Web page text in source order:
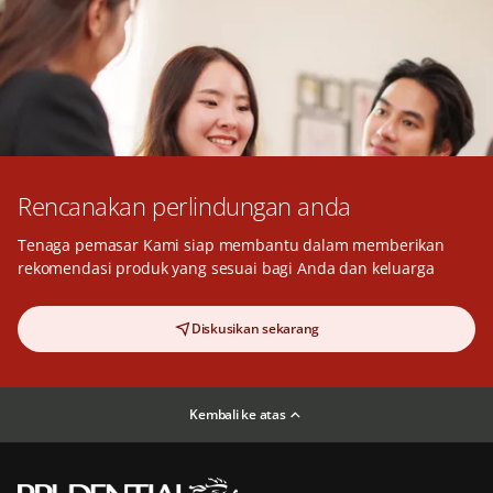
Rencanakan perlindungan anda
Tenaga pemasar Kami siap membantu dalam memberikan
rekomendasi produk yang sesuai bagi Anda dan keluarga
Diskusikan sekarang
Kembali ke atas